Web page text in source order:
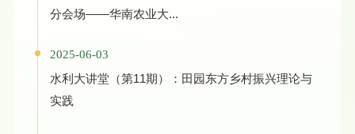
分会场——华南农业大...
2025-06-03
水利大讲堂（第11期）：田园东方乡村振兴理论与
实践